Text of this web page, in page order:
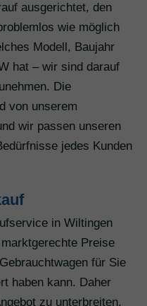
ausgerichtet, den
wie möglich
Modell, Baujahr
hat – wir sind darauf
Die
von unserem
wir passen unseren
jedes Kunden
in Wiltingen
Preise
für Sie
haben kann. Daher
zu unterbreiten,